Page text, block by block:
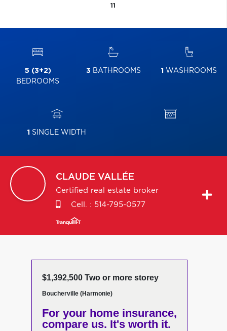
11
5 (3+2)
BEDROOMS
3 BATHROOMS 1 WASHROOMS
1 SINGLE WIDTH
CLAUDE VALLÉE
Certified real estate broker
Cell. : 514-795-0577
$1,392,500 Two or more storey
Boucherville (Harmonie)
For your home insurance,
compare us. It's worth it.